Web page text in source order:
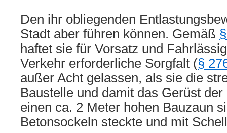
Den ihr obliegenden
Stadt aber führen können. Gemäß
haftet sie für Vorsatz und
Verkehr erforderliche Sorgfalt (§
außer Acht gelassen, als sie die
Baustelle und damit das Gerüst
einen ca. 2 Meter hohen Bauzaun
Betonsockeln steckte und mit